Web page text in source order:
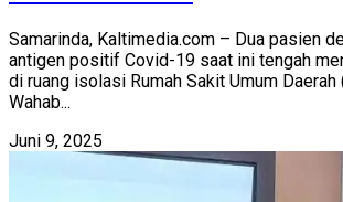
Samarinda, Kaltimedia.com – Dua pasien
antigen positif Covid-19 saat ini tengah
di ruang isolasi Rumah Sakit Umum Daerah
Wahab...
Juni 9, 2025